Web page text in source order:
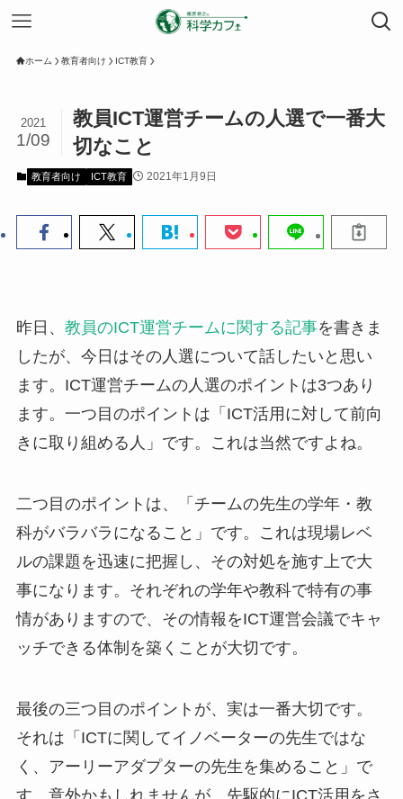
ホーム 教育者向け ICT教育
教員ICT運営チームの人選で一番大
切なこと
2021
1/09
教育者向け ICT教育 2021年1月9日
昨日、 教員のICT運営チームに関する記事を書きま
したが、今日はその人選について話したいと思い
ます。ICT運営チームの人選のポイントは3つあり
ます。一つ目のポイントは「ICT活用に対して前向
きに取り組める人」です。これは当然ですよね。
二つ目のポイントは、「チームの先生の学年・教
科がバラバラになること」です。これは現場レベ
ルの課題を迅速に把握し、その対処を施す上で大
事になります。それぞれの学年や教科で特有の事
情がありますので、その情報をICT運営会議でキャ
ッチできる体制を築くことが大切です。
最後の三つ目のポイントが、実は一番大切です。
それは「ICTに関してイノベーターの先生ではな
く、アーリーアダプターの先生を集めること」で
す。意外かもしれませんが、先駆的にICT活用をさ